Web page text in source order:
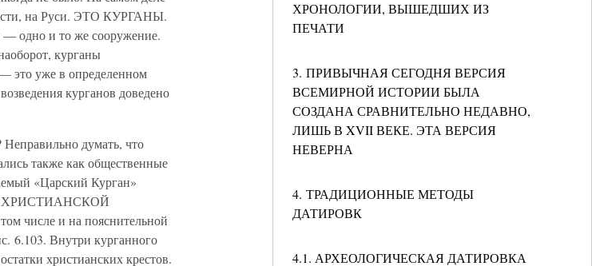
ХРОНОЛОГИИ, ВЫШЕДШИХ ИЗ
ПЕЧАТИ
3. ПРИВЫЧНАЯ СЕГОДНЯ ВЕРСИЯ
ВСЕМИРНОЙ ИСТОРИИ БЫЛА
СОЗДАНА СРАВНИТЕЛЬНО НЕДАВНО,
ЛИШЬ В XVII ВЕКЕ. ЭТА ВЕРСИЯ
НЕВЕРНА
4. ТРАДИЦИОННЫЕ МЕТОДЫ
ДАТИРОВК
4.1. АРХЕОЛОГИЧЕСКАЯ ДАТИРОВКА
на Руси. ЭТО КУРГАНЫ.
— одно и то же сооружение.
курганы
это уже в определенном
курганов доведено
думать, что
также как общественные
«Царский Курган»
ХРИСТИАНСКОЙ
числе и на пояснительной
6.103. Внутри курганного
христианских крестов.